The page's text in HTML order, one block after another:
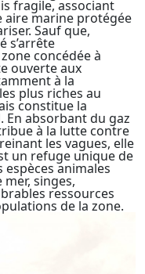
fragile, associant
aire marine protégée
Sauf que,
s’arrête
concédée à
ouverte aux
à la
plus riches au
constitue la
En absorbant du gaz
à la lutte contre
les vagues, elle
un refuge unique de
animales
singes,
ressources
de la zone.